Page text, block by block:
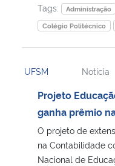
Tags:
Administração
Colégio Politécnico
UFSM Notícia
Projeto
ganha prêmio
O projeto de
na Contabilidade
Nacional de